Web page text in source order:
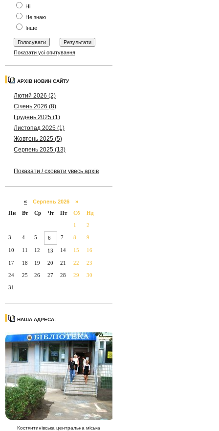
Ні
Не знаю
Інше
Показати усі опитування
АРХІВ НОВИН САЙТУ
Лютий 2026 (2)
Січень 2026 (8)
Грудень 2025 (1)
Листопад 2025 (1)
Жовтень 2025 (5)
Серпень 2025 (13)
Показати / сховати увесь архів
« Серпень 2026 »
Пн
Вт Ср Чт Пт Сб Нд
1 2
3 4 5 6 7 8 9
10 11 12 13 14 15 16
17 18 19 20 21 22 23
24 25 26 27 28 29 30
31
НАША АДРЕСА:
Костянтинівська центральна міська